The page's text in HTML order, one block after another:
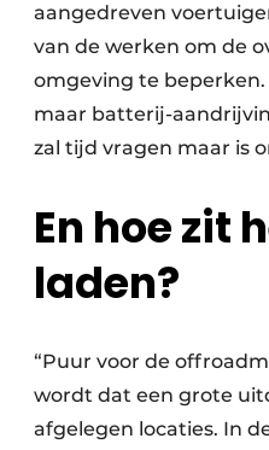
aangedreven
van de werken om de
omgeving te
maar batterij-
zal tijd vragen maar is
En hoe zit
laden?
“Puur voor de
wordt dat een grote
afgelegen locaties. In